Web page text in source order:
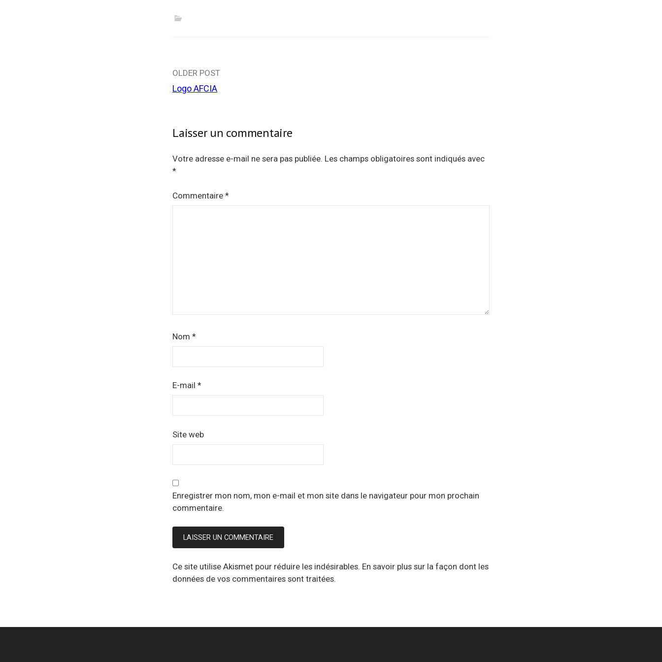
mail…
Post
OLDER POST
Logo AFCIA
Laisser un commentaire
Votre adresse e-mail ne sera pas publiée. Les champs obligatoires sont indiqués avec
*
Commentaire *
Nom *
E-mail *
Site web
Enregistrer mon nom, mon e-mail et mon site dans le navigateur pour mon prochain
commentaire.
Ce site utilise Akismet pour réduire les indésirables. En savoir plus sur la façon dont les
données de vos commentaires sont traitées.